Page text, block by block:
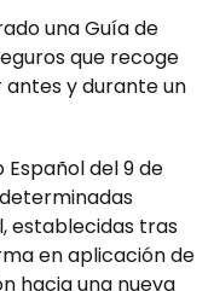
una Guía de
que recoge
y durante un
Español del 9 de
establecidas tras
en aplicación de
hacia una nueva